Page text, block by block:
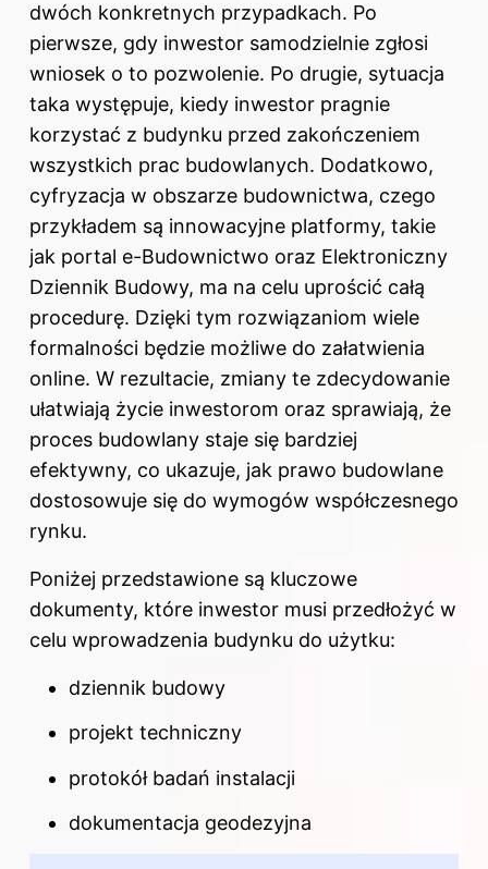
dwóch konkretnych przypadkach. Po
pierwsze, gdy inwestor samodzielnie zgłosi
wniosek o to pozwolenie. Po drugie, sytuacja
taka występuje, kiedy inwestor pragnie
korzystać z budynku przed zakończeniem
wszystkich prac budowlanych. Dodatkowo,
cyfryzacja w obszarze budownictwa, czego
przykładem są innowacyjne platformy, takie
jak portal e-Budownictwo oraz Elektroniczny
Dziennik Budowy, ma na celu uprościć całą
procedurę. Dzięki tym rozwiązaniom wiele
formalności będzie możliwe do załatwienia
online. W rezultacie, zmiany te zdecydowanie
ułatwiają życie inwestorom oraz sprawiają, że
proces budowlany staje się bardziej
efektywny, co ukazuje, jak prawo budowlane
dostosowuje się do wymogów współczesnego
rynku.
Poniżej przedstawione są kluczowe
dokumenty, które inwestor musi przedłożyć w
celu wprowadzenia budynku do użytku:
dziennik budowy
projekt techniczny
protokół badań instalacji
dokumentacja geodezyjna